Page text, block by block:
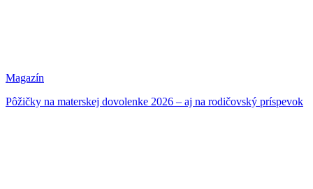
Magazín
Pôžičky na materskej dovolenke 2026 – aj na rodičovský príspevok